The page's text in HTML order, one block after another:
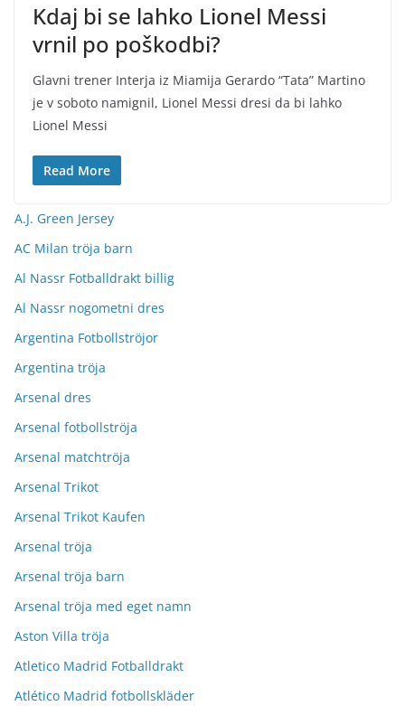
Kdaj bi se lahko Lionel Messi
vrnil po poškodbi?
Glavni trener Interja iz Miamija Gerardo “Tata” Martino
je v soboto namignil, Lionel Messi dresi da bi lahko
Lionel Messi
Read More
A.J. Green Jersey
AC Milan tröja barn
Al Nassr Fotballdrakt billig
Al Nassr nogometni dres
Argentina Fotbollströjor
Argentina tröja
Arsenal dres
Arsenal fotbollströja
Arsenal matchtröja
Arsenal Trikot
Arsenal Trikot Kaufen
Arsenal tröja
Arsenal tröja barn
Arsenal tröja med eget namn
Aston Villa tröja
Atletico Madrid Fotballdrakt
Atlético Madrid fotbollskläder